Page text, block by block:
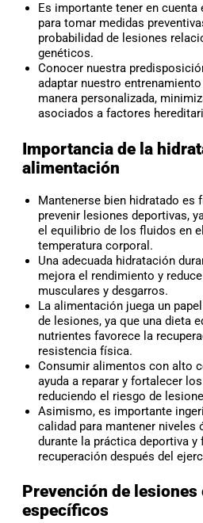
Es importante tener en
para tomar medidas
probabilidad de lesiones
genéticos.
Conocer nuestra
adaptar nuestro
manera personalizada,
asociados a factores
Importancia de la
alimentación
Mantenerse bien hidratado es
prevenir lesiones deportivas,
el equilibrio de los fluidos en
temperatura corporal.
Una adecuada hidratación
mejora el rendimiento y
musculares y desgarros.
La alimentación juega un
de lesiones, ya que una dieta
nutrientes favorece la
resistencia física.
Consumir alimentos con alto
ayuda a reparar y fortalecer
reduciendo el riesgo de
Asimismo, es importante
calidad para mantener niveles
durante la práctica deportiva y
recuperación después del
Prevención de lesiones
específicos